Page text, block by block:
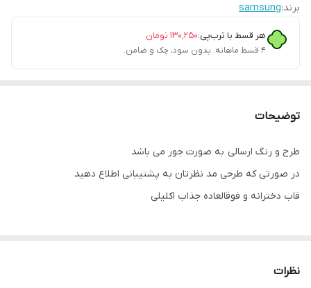
برند:samsung
هر قسط با ترب‌پی:۱۳۰٬۲۵۰ تومان
۴ قسط ماهانه. بدون سود، چک و ضامن.
توضیحات
طرح و رنگ ارسالی به صورت جور می باشد
در صورتی که طرحی مد نظرتان به پشتیبانی اطلاع دهید
قاب دخترانه و فوقالعاده جذاب اکلیلی
نظرات